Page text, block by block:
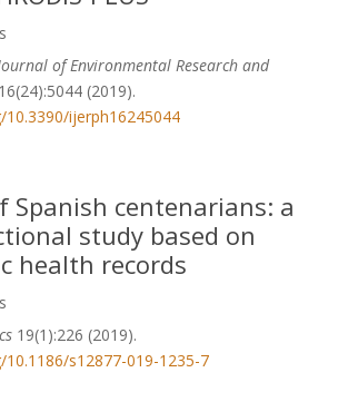
of Environmental Research and
(2019).
ijerph16245044
Spanish centenarians: a
study based on
health records
19(1):226 (2019).
s12877-019-1235-7